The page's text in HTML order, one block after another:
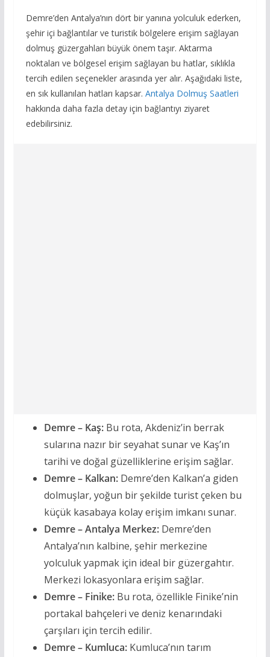
Demre’den Antalya’nın dört bir yanına yolculuk ederken,
şehir içi bağlantılar ve turistik bölgelere erişim sağlayan
dolmuş güzergahları büyük önem taşır. Aktarma
noktaları ve bölgesel erişim sağlayan bu hatlar, sıklıkla
tercih edilen seçenekler arasında yer alır. Aşağıdaki liste,
en sık kullanılan hatları kapsar. Antalya Dolmuş Saatleri
hakkında daha fazla detay için bağlantıyı ziyaret
edebilirsiniz.
Demre – Kaş:Bu rota, Akdeniz’in berrak
sularına nazır bir seyahat sunar ve Kaş’ın
tarihi ve doğal güzelliklerine erişim sağlar.
Demre – Kalkan:Demre’den Kalkan’a giden
dolmuşlar, yoğun bir şekilde turist çeken bu
küçük kasabaya kolay erişim imkanı sunar.
Demre – Antalya Merkez:Demre’den
Antalya’nın kalbine, şehir merkezine
yolculuk yapmak için ideal bir güzergahtır.
Merkezi lokasyonlara erişim sağlar.
Demre – Finike:Bu rota, özellikle Finike’nin
portakal bahçeleri ve deniz kenarındaki
çarşıları için tercih edilir.
Demre – Kumluca:Kumluca’nın tarım